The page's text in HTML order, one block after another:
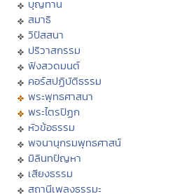
บุญทาน
สมาธิ
วิปัสสนา
ปริวาสกรรม
ฟังสวดมนต์
คอร์สปฏิบัติธรรม
พระพุทธศาสนา
พระไตรปิฏก
หัวข้อธรรม
พจนานุกรมพุทธศาสน์
มิลินทปัญหา
เสียงธรรม
สถานีเพลงธรรมะ